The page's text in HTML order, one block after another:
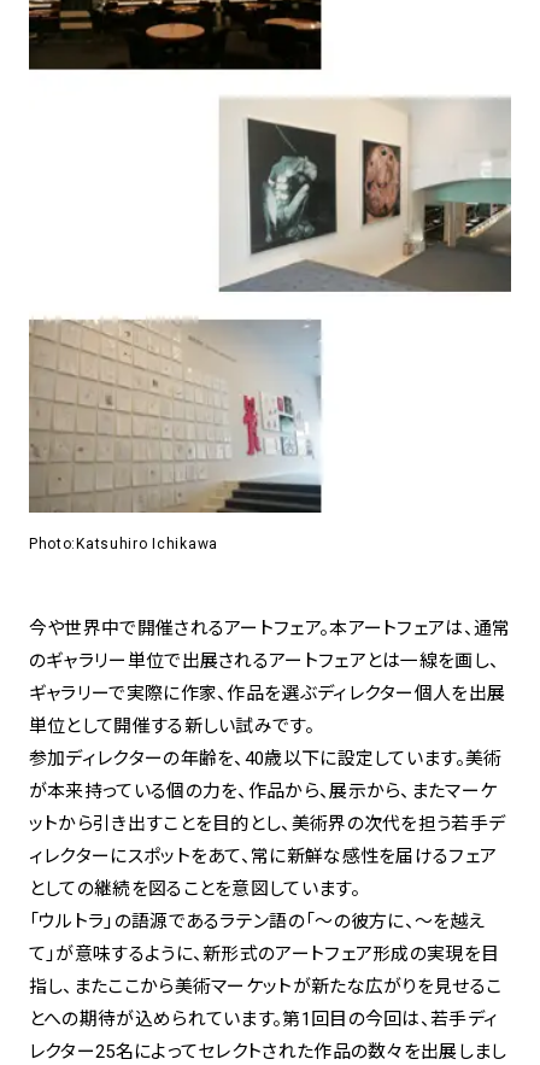
Photo:Katsuhiro Ichikawa
今や世界中で開催されるアートフェア。本アートフェアは、通常
のギャラリー単位で出展されるアートフェアとは一線を画し、
ギャラリーで実際に作家、作品を選ぶディレクター個人を出展
単位として開催する新しい試みです。
参加ディレクターの年齢を、40歳以下に設定しています。美術
が本来持っている個の力を、作品から、展示から、またマーケ
ットから引き出すことを目的とし、美術界の次代を担う若手デ
ィレクターにスポットをあて、常に新鮮な感性を届けるフェア
としての継続を図ることを意図しています。
「ウルトラ」の語源であるラテン語の「～の彼方に、～を越え
て」が意味するように、新形式のアートフェア形成の実現を目
指し、またここから美術マーケットが新たな広がりを見せるこ
とへの期待が込められています。第1回目の今回は、若手ディ
レクター25名によってセレクトされた作品の数々を出展しまし